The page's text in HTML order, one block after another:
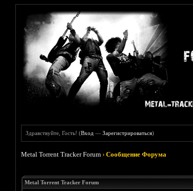
Здравствуйте, Гость! (Вход —Зарегистрироваться)
Metal Torrent Tracker Forum ›Сообщение Форума
Metal Torrent Tracker Forum